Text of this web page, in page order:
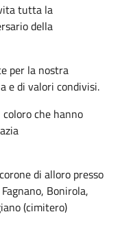
tutta la
della
per la nostra
e di valori condivisi.
che hanno
di alloro presso
Bonirola,
(cimitero)